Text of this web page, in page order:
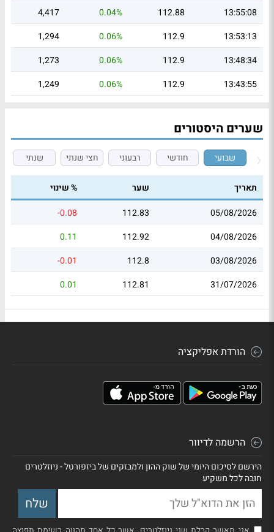
13:55:08
112.88
0.04%
4,417
13:53:13
112.9
0.06%
1,294
13:48:34
112.9
0.06%
1,273
13:43:55
112.9
0.06%
1,249
שערים היסטורים
שבועי חודשי רבעוני חצי שנתי שנתי
תאריך שער
% שינוי
05/08/2026
112.83
-0.08
04/08/2026
112.92
0.11
03/08/2026
112.8
-0.01
31/07/2026
112.81
0.01
הורדת אפליקציה
הרשמה לדיוור
הירשם לסיכום היומי של שוק ההון ולמבזקים של ביזפורטל - ניוזלטרים
חובה לכל משקיע